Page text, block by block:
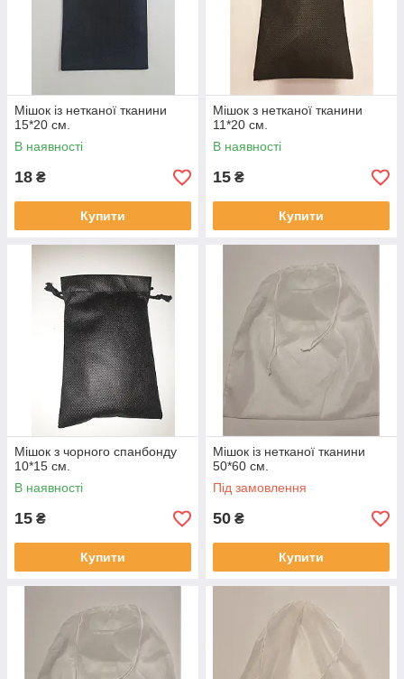
Мішок із нетканої тканини
15*20 см.
В наявності
18 ₴
Купити
Мішок з нетканої тканини
11*20 см.
В наявності
15 ₴
Купити
Мішок з чорного спанбонду
10*15 см.
В наявності
15 ₴
Купити
Мішок із нетканої тканини
50*60 см.
Під замовлення
50 ₴
Купити